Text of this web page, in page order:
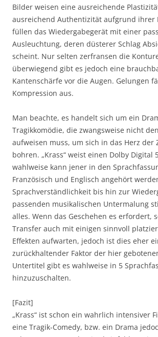
Bilder weisen eine ausreichende
ausreichend Authentizität aufgrund ihrer
füllen das Wiedergabegerät mit einer
Ausleuchtung, deren düsterer Schlag
scheint. Nur selten zerfransen die
überwiegend gibt es jedoch eine
Kantenschärfe vor die Augen. Gelungen
Kompression aus.
Man beachte, es handelt sich um ein
Tragikkomödie, die zwangsweise nicht
aufweisen muss, um sich in das Herz der
bohren. „Krass“ weist einen Dolby Digital
wahlweise kann jener in den
Französisch und Englisch angehört
Sprachverständlichkeit bis hin zur
passenden musikalischen Untermalung
alles. Wenn das Geschehen es erfordert,
Transfer auch mit einigen sinnvoll
Effekten aufwarten, jedoch ist dies eher
zurückhaltender Faktor der hier
Untertitel gibt es wahlweise in 5
hinzuzuschalten.
[Fazit]
„Krass“ ist schon ein wahrlich intensiver
eine Tragik-Comedy, bzw. ein Drama